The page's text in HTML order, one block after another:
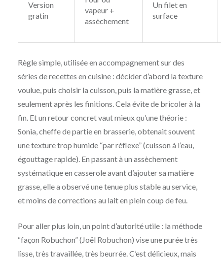
Version
gratin
vapeur +
assèchement
Un filet en
surface
Règle simple, utilisée en accompagnement sur des
séries de recettes en cuisine : décider d’abord la texture
voulue, puis choisir la cuisson, puis la matière grasse, et
seulement après les finitions. Cela évite de bricoler à la
fin. Et un retour concret vaut mieux qu’une théorie :
Sonia, cheffe de partie en brasserie, obtenait souvent
une texture trop humide “par réflexe” (cuisson à l’eau,
égouttage rapide). En passant à un assèchement
systématique en casserole avant d’ajouter sa matière
grasse, elle a observé une tenue plus stable au service,
et moins de corrections au lait en plein coup de feu.
Pour aller plus loin, un point d’autorité utile : la méthode
“façon Robuchon” (Joël Robuchon) vise une purée très
lisse, très travaillée, très beurrée. C’est délicieux, mais